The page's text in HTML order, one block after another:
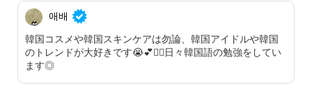
애배
韓国コスメや韓国スキンケアは勿論、韓国アイドルや韓国
のトレンドが大好きです😭💕✋🏻日々韓国語の勉強をしてい
ます◎